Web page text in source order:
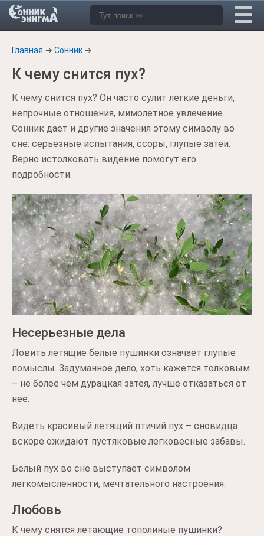
Главная → Сонник →
К чему снится пух?
К чему снится пух? Он часто сулит легкие деньги,
непрочные отношения, мимолетное увлечение.
Сонник дает и другие значения этому символу во
сне: серьезные испытания, ссоры, глупые затеи.
Верно истолковать видение помогут его
подробности.
Несерьезные дела
Ловить летящие белые пушинки означает глупые
помыслы. Задуманное дело, хоть кажется толковым
– не более чем дурацкая затея, лучше отказаться от
нее.
Видеть красивый летящий птичий пух – сновидца
вскоре ожидают пустяковые легковесные забавы.
Белый пух во сне выступает символом
легкомысленности, мечтательного настроения.
Любовь
К чему снятся летающие тополиные пушинки?